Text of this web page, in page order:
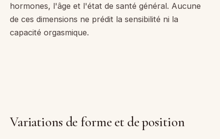
hormones, l'âge et l'état de santé général. Aucune
de ces dimensions ne prédit la sensibilité ni la
capacité orgasmique.
Variations de forme et de position